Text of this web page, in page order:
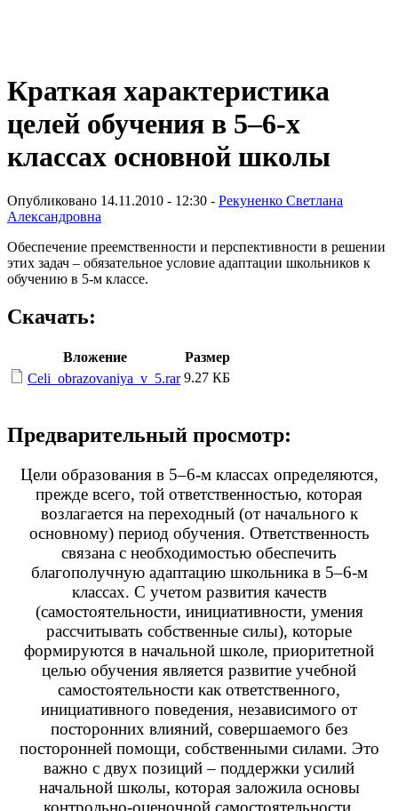
Краткая характеристика
целей обучения в 5–6-х
классах основной школы
Опубликовано 14.11.2010 - 12:30 - Рекуненко Светлана
Александровна
Обеспечение преемственности и перспективности в решении
этих задач – обязательное условие адаптации школьников к
обучению в 5-м классе.
Скачать:
Вложение
Размер
Celi_obrazovaniya_v_5.rar 9.27 КБ
Предварительный просмотр:
Цели образования в 5–6-м классах определяются,
прежде всего, той ответственностью, которая
возлагается на переходный (от начального к
основному) период обучения. Ответственность
связана с необходимостью обеспечить
благополучную адаптацию школьника в 5–6-м
классах. С учетом развития качеств
(самостоятельности, инициативности, умения
рассчитывать собственные силы), которые
формируются в начальной школе, приоритетной
целью обучения является развитие учебной
самостоятельности как ответственного,
инициативного поведения, независимого от
посторонних влияний, совершаемого без
посторонней помощи, собственными силами. Это
важно с двух позиций – поддержки усилий
начальной школы, которая заложила основы
контрольно-оценочной самостоятельности,